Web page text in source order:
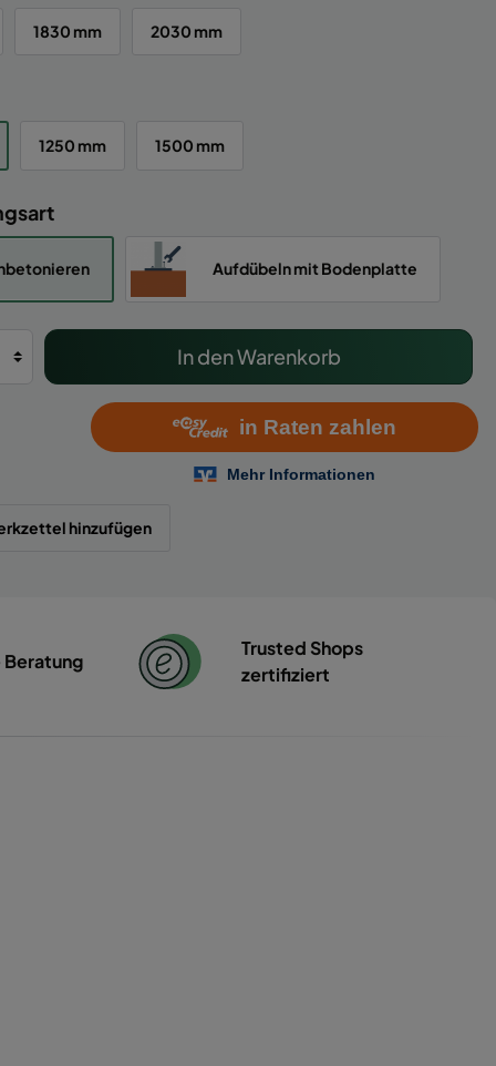
1830 mm 2030 mm
1250 mm 1500 mm
Aufdübeln mit Bodenplatte
In den Warenkorb
hinzufügen
Beratung
Trusted Shops
zertifiziert